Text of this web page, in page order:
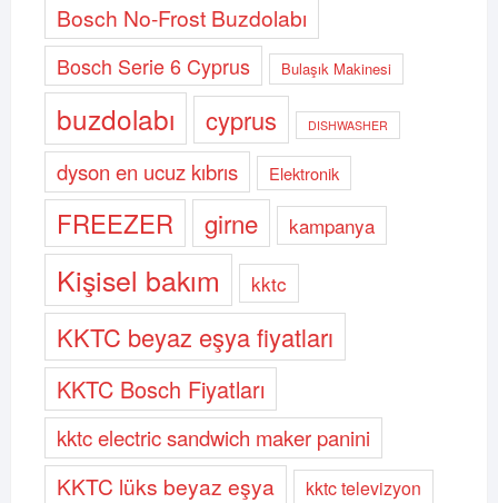
Bosch No-Frost Buzdolabı
Bosch Serie 6 Cyprus Bulaşık Makinesi
buzdolabı cyprus DISHWASHER
dyson en ucuz kıbrıs Elektronik
FREEZER girne kampanya
Kişisel bakım kktc
KKTC beyaz eşya fiyatları
KKTC Bosch Fiyatları
kktc electric sandwich maker panini
KKTC lüks beyaz eşya kktc televizyon